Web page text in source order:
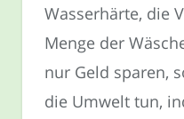
Wasserhärte, die
Menge der
nur Geld sparen,
die Umwelt tun,